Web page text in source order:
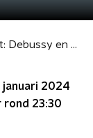
Avondconcert: Debussy en Beethoven door Orchestre de la Suisse Romande
januari 2024
rond 23:30